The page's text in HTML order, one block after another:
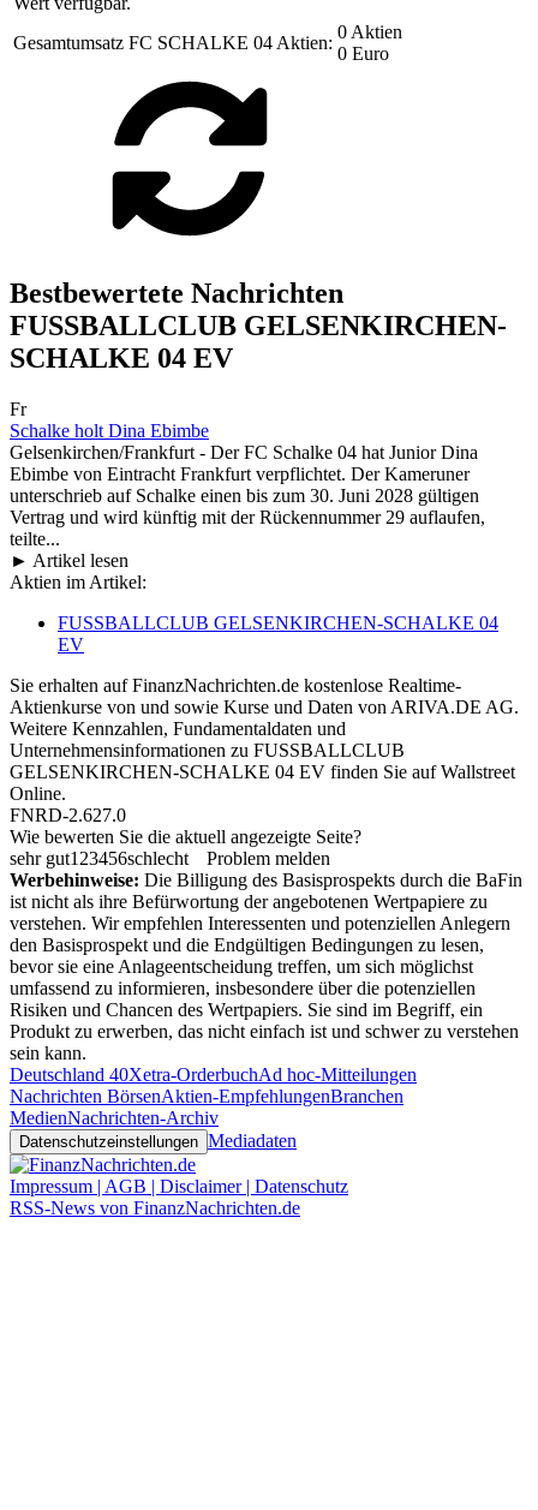
Gesamtumsatz FC SCHALKE 04 Aktien:
0 Aktien
0 Euro
Bestbewertete Nachrichten
FUSSBALLCLUB GELSENKIRCHEN-
SCHALKE 04 EV
Fr
Schalke holt Dina Ebimbe
Gelsenkirchen/Frankfurt - Der FC Schalke 04 hat Junior Dina
Ebimbe von Eintracht Frankfurt verpflichtet. Der Kameruner
unterschrieb auf Schalke einen bis zum 30. Juni 2028 gültigen
Vertrag und wird künftig mit der Rückennummer 29 auflaufen,
teilte...
► Artikel lesen
Aktien im Artikel:
FUSSBALLCLUB GELSENKIRCHEN-SCHALKE 04
EV
Sie erhalten auf FinanzNachrichten.de kostenlose Realtime-
Aktienkurse von und sowie Kurse und Daten von ARIVA.DE AG.
Weitere Kennzahlen, Fundamentaldaten und
Unternehmensinformationen zu FUSSBALLCLUB
GELSENKIRCHEN-SCHALKE 04 EV finden Sie aufWallstreet
Online.
FNRD-2.627.0
Wie bewerten Sie die aktuell angezeigte Seite?
sehr gut1 23456schlecht
Problem melden
Werbehinweise: Die Billigung des Basisprospekts durch die BaFin
ist nicht als ihre Befürwortung der angebotenen Wertpapiere zu
verstehen. Wir empfehlen Interessenten und potenziellen Anlegern
den Basisprospekt und die Endgültigen Bedingungen zu lesen,
bevor sie eine Anlageentscheidung treffen, um sich möglichst
umfassend zu informieren, insbesondere über die potenziellen
Risiken und Chancen des Wertpapiers. Sie sind im Begriff, ein
Produkt zu erwerben, das nicht einfach ist und schwer zu verstehen
sein kann.
Deutschland 40Xetra-OrderbuchAd hoc-Mitteilungen
Nachrichten BörsenAktien-EmpfehlungenBranchen
MedienNachrichten-Archiv
Datenschutzeinstellungen Mediadaten
Impressum | AGB | Disclaimer | Datenschutz
RSS-News von FinanzNachrichten.de